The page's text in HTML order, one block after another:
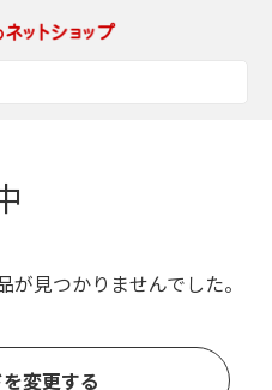
見つかりませんでした。
変更する